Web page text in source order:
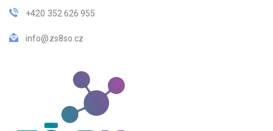
+420 352 626 955
info@zs8so.cz